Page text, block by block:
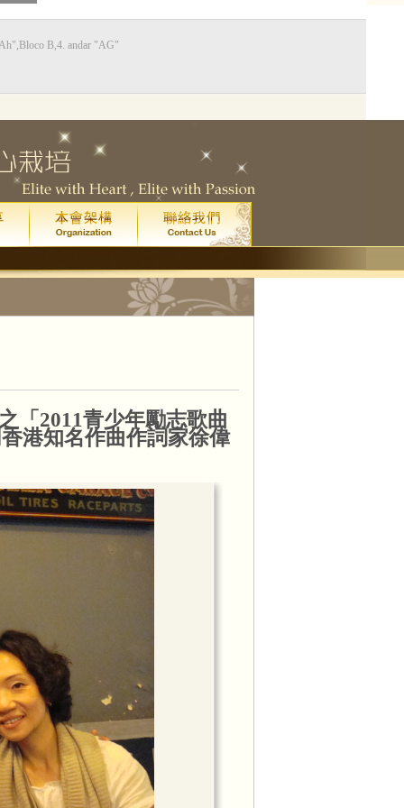
星期五 ) 晚上八點
售罄。
音樂學院 4 級鋼琴考試全年最高
，出席節目訪問，本會會長李周麗華
良先生接受訪問。
，於香港HMV、香港唱片、通利琴
怡基金會、葡文書店均有售。
常音樂交流活動
B,4. andar "AG"
「2011青少年勵志歌曲
港知名作曲作詞家徐偉